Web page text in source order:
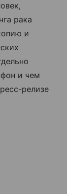
рака
и
и чем
релизе